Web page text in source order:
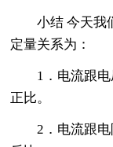
小结 今天我
定量关系为：
1．电流跟
正比。
2．电流跟